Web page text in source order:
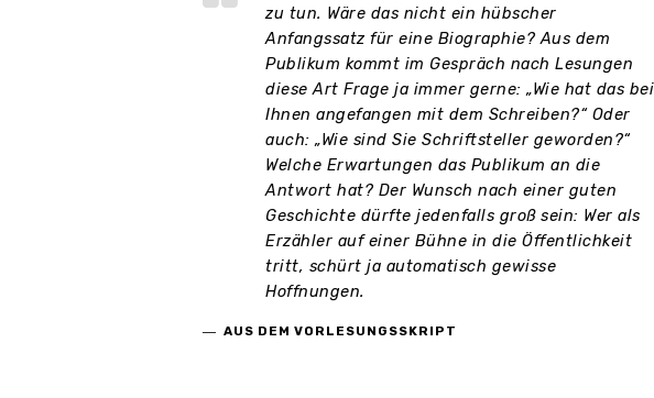
zu tun. Wäre das nicht ein hübscher
Anfangssatz für eine Biographie? Aus dem
Publikum kommt im Gespräch nach Lesungen
diese Art Frage ja immer gerne: „Wie hat das bei
Ihnen angefangen mit dem Schreiben?“ Oder
auch: „Wie sind Sie Schriftsteller geworden?“
Welche Erwartungen das Publikum an die
Antwort hat? Der Wunsch nach einer guten
Geschichte dürfte jedenfalls groß sein: Wer als
Erzähler auf einer Bühne in die Öffentlichkeit
tritt, schürt ja automatisch gewisse
Hoffnungen.
AUS DEM VORLESUNGSSKRIPT